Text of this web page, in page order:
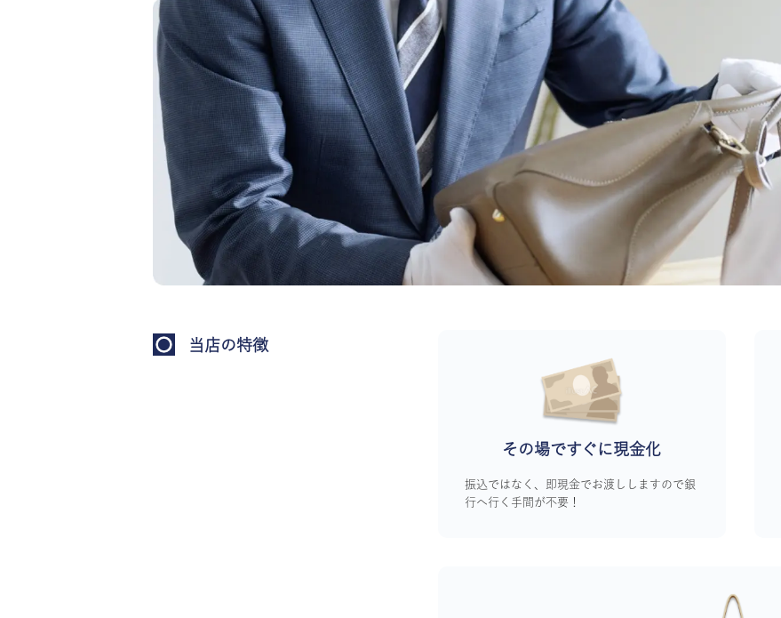
当店の特徴
その場ですぐに現金化
振込ではなく、即現金でお渡ししますので銀
行へ行く手間が不要！